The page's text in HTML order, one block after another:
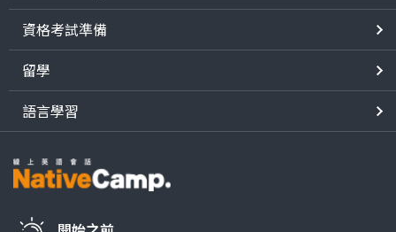
資格考試準備
留學
語言學習